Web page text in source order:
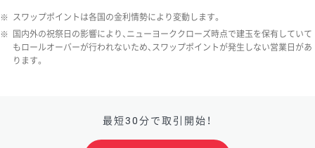
※ スワップポイントは各国の金利情勢により変動します。
※
国内外の祝祭日の影響により、ニューヨーククローズ時点で建玉を保有していて
もロールオーバーが行われないため、スワップポイントが発生しない営業日があ
ります。
最短30分で取引開始！